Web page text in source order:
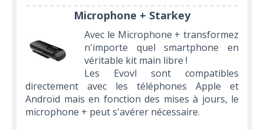
Microphone + Starkey
Avec le Microphone + transformez
n'importe quel smartphone en
véritable kit main libre !
Les Evovl sont compatibles
directement avec les téléphones Apple et
Androïd mais en fonction des mises à jours, le
microphone + peut s'avérer nécessaire.